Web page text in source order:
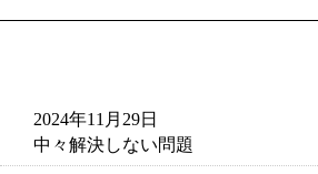
2024年11月29日
中々解決しない問題